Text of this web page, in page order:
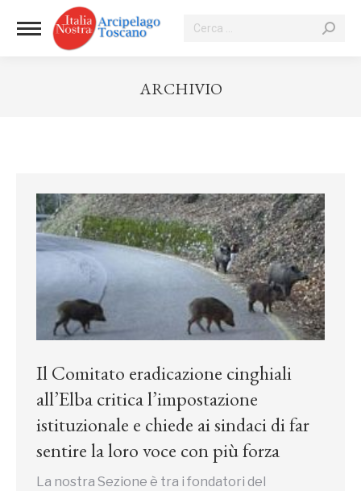
Cerca:
ARCHIVIO
Il Comitato eradicazione cinghiali
all’Elba critica l’impostazione
istituzionale e chiede ai sindaci di far
sentire la loro voce con più forza
La nostra Sezione è tra i fondatori del